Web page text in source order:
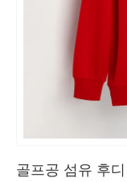
골프공 섬유 후디